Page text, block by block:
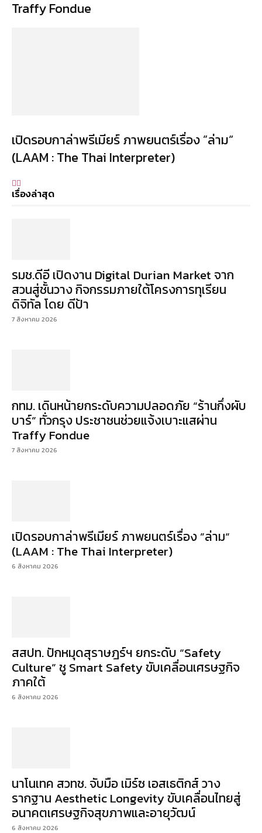
Traffy Fondue
เปิดรอบกาล่าพรีเมียร์ ภาพยนตร์เรื่อง ”ล่าม“
(LAAM : The Thai Interpreter)
เรื่องล่าสุด
รมช.ดีอี เปิดงาน Digital Durian Market จาก
สวนสู่ชั้นวาง กิจกรรมภายใต้โครงการทุเรียน
ดิจิทัล โดย ดีป้า
7 สิงหาคม 2026
กทม. เดินหน้ายกระดับความปลอดภัย “ร้านกึ่งผับ
บาร์” ทั่วกรุง ประชาชนช่วยแจ้งเบาะแสผ่าน
Traffy Fondue
7 สิงหาคม 2026
เปิดรอบกาล่าพรีเมียร์ ภาพยนตร์เรื่อง ”ล่าม“
(LAAM : The Thai Interpreter)
6 สิงหาคม 2026
สสปท. ปักหมุดสุราษฎร์ฯ ยกระดับ “Safety
Culture” ชู Smart Safety ขับเคลื่อนเศรษฐกิจ
ภาคใต้
6 สิงหาคม 2026
นาโนเทค สวทช. จับมือ เมิร์ซ เอสเธติกส์ วาง
รากฐาน Aesthetic Longevity ขับเคลื่อนไทยสู่
อนาคตเศรษฐกิจสุขภาพและอายุวัฒน์
6 สิงหาคม 2026